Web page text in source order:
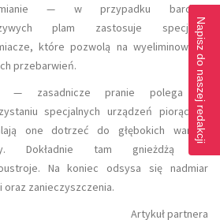
— w przypadku bardziej
plam zastosuje specjalne
które pozwolą na wyeliminowanie
przebarwień.
— zasadnicze pranie polega na
specjalnych urządzeń piorących.
one dotrzeć do głębokich warstw
Dokładnie tam gnieżdżą się
Na koniec odsysa się nadmiar
oraz zanieczyszczenia.
Artykuł partnera
Napisz do naszej redakcji